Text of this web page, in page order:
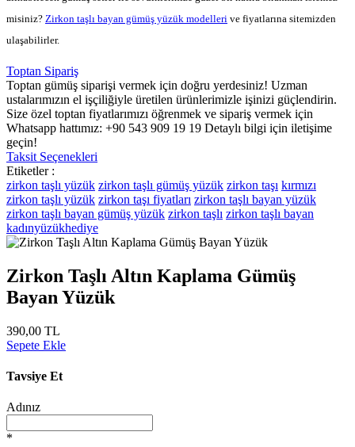
misiniz? Zirkon taşlı bayan gümüş yüzük modelleri ve fiyatlarına sitemizden
ulaşabilirler.
Toptan Sipariş
Toptan gümüş siparişi vermek için doğru yerdesiniz! Uzman
ustalarımızın el işçiliğiyle üretilen ürünlerimizle işinizi güçlendirin.
Size özel toptan fiyatlarımızı öğrenmek ve sipariş vermek için
Whatsapp hattımız: +90 543 909 19 19 Detaylı bilgi için iletişime
geçin!
Taksit Seçenekleri
Etiketler :
zirkon taşlı yüzük zirkon taşlı gümüş yüzük zirkon taşı kırmızı
zirkon taşlı yüzük zirkon taşı fiyatları zirkon taşlı bayan yüzük
zirkon taşlı bayan gümüş yüzük zirkon taşlı zirkon taşlı bayan
kadınyüzükhediye
Zirkon Taşlı Altın Kaplama Gümüş
Bayan Yüzük
390,00 TL
Sepete Ekle
Tavsiye Et
Adınız
*